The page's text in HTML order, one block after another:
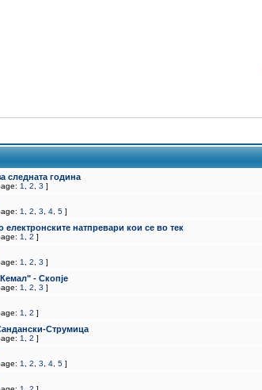
следната година
1 2 3 ]
1 2 3 4 5 ]
електронските натпревари кои се во тек
1 2 ]
1 2 3 ]
- Скопје
1 2 3 ]
1 2 ]
Струмица
1 2 ]
1 2 3 4 5 ]